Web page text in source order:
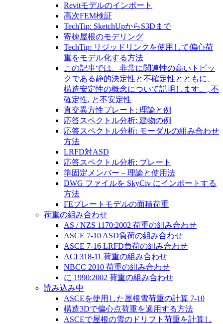
Revitモデルのインポート
高次FEM検証
TechTip: SketchUpからS3Dまで
寄棟屋根のモデリング
TechTip: リジッドリンクを使用して偏心荷
重をモデル化する方法
この記事では、非常に関連性の高いトピッ
クである静的決定性と不確定性とともに、
構造安定性の概念について説明します。, 不
確定性, と不安定性
直交異方性プレート: 理論と例
応答スペクトル分析: 建物の例
応答スペクトル分析: モーダルの組み合わせ
方法
LRFD対ASD
応答スペクトル分析: プレート
準固定メンバー – 理論と使用法
DWG ファイルを SkyCiv にインポートする
方法
FEプレートモデルの面積荷重
荷重の組み合わせ
AS / NZS 1170:2002 荷重の組み合わせ
ASCE 7-10 ASD負荷の組み合わせ
ASCE 7-16 LRFD負荷の組み合わせ
ACI 318-11 荷重の組み合わせ
NBCC 2010 荷重の組み合わせ
に 1990:2002 荷重の組み合わせ
読み込み中
ASCEを使用した屋根雪荷重の計算 7-10
構造3Dで偏心点荷重を適用する方法
ASCEで屋根の雪のドリフト荷重を計算し